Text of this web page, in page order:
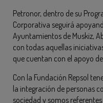
Petronor, dentro de su
Corporativa seguirá
Ayuntamientos de Muskiz,
con todas aquellas
que cuentan con el apoyo
Con la Fundación Repsol
la integración de personas
sociedad y somos